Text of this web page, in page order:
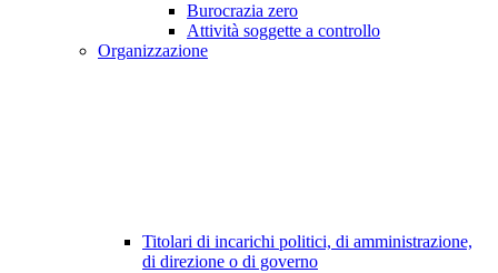
Burocrazia zero
Attività soggette a controllo
Organizzazione
Titolari di incarichi politici, di amministrazione,
di direzione o di governo